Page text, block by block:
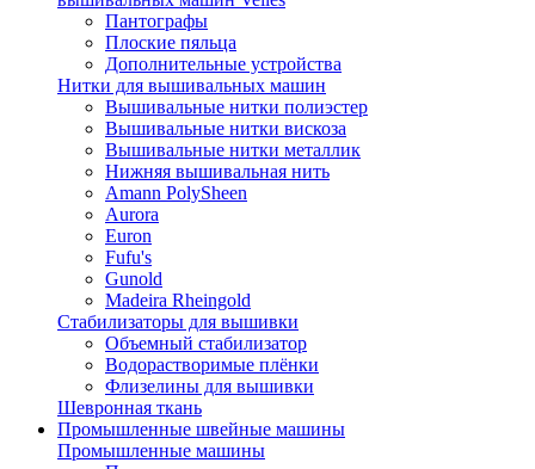
Пантографы
Плоские пяльца
Дополнительные устройства
Нитки для вышивальных машин
Вышивальные нитки полиэстер
Вышивальные нитки вискоза
Вышивальные нитки металлик
Нижняя вышивальная нить
Amann PolySheen
Aurora
Euron
Fufu's
Gunold
Madeira Rheingold
Стабилизаторы для вышивки
Объемный стабилизатор
Водорастворимые плёнки
Флизелины для вышивки
Шевронная ткань
Промышленные швейные машины
Промышленные машины